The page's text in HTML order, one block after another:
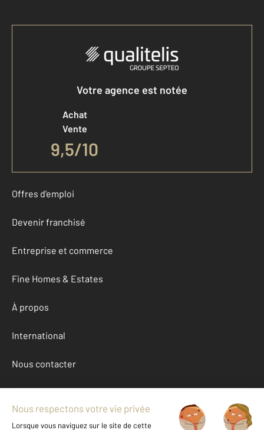
Votre agence est notée
Achat
Vente
9,5/10
Offres d'emploi
Devenir franchisé
Entreprise et commerce
Fine Homes & Estates
À propos
International
Nous contacter
Mentions légales & CGU et Barèmes d'honoraires